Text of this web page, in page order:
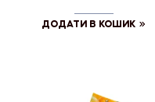
ДОДАТИ В КОШИК